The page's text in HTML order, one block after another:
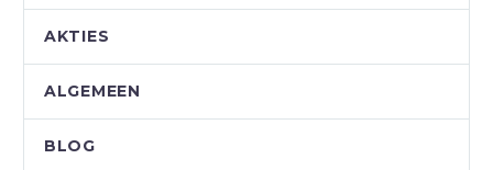
AKTIES
ALGEMEEN
BLOG